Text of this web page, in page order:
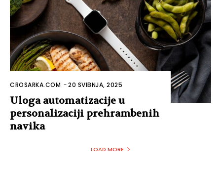
CROSARKA.COM -20 SVIBNJA, 2025
Uloga automatizacije u
personalizaciji prehrambenih
navika
LOAD MORE